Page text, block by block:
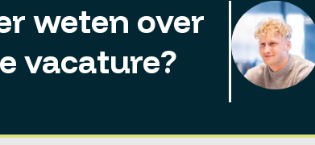
weten over
vacature?